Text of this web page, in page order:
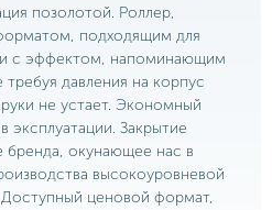
позолотой. Роллер,
подходящим для
с эффектом, напоминающим
давления на корпус
руки не устает. Экономный
эксплуатации. Закрытие
бренда, окунающее нас в
высокоуровневой
ценовой формат,